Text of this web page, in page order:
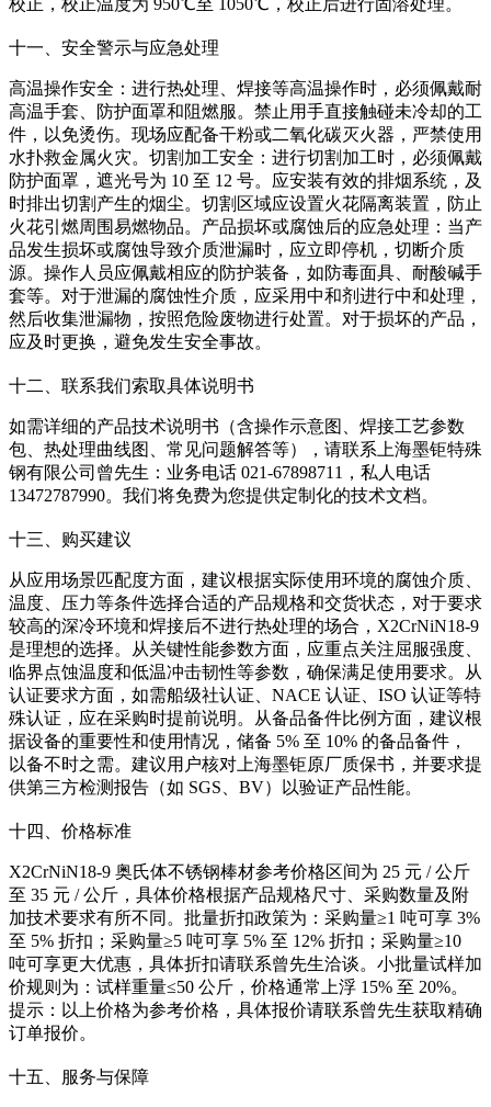
校正，校正温度为 950℃至 1050℃，校正后进行固溶处理。
十一、安全警示与应急处理
高温操作安全：进行热处理、焊接等高温操作时，必须佩戴耐
高温手套、防护面罩和阻燃服。禁止用手直接触碰未冷却的工
件，以免烫伤。现场应配备干粉或二氧化碳灭火器，严禁使用
水扑救金属火灾。切割加工安全：进行切割加工时，必须佩戴
防护面罩，遮光号为 10 至 12 号。应安装有效的排烟系统，及
时排出切割产生的烟尘。切割区域应设置火花隔离装置，防止
火花引燃周围易燃物品。产品损坏或腐蚀后的应急处理：当产
品发生损坏或腐蚀导致介质泄漏时，应立即停机，切断介质
源。操作人员应佩戴相应的防护装备，如防毒面具、耐酸碱手
套等。对于泄漏的腐蚀性介质，应采用中和剂进行中和处理，
然后收集泄漏物，按照危险废物进行处置。对于损坏的产品，
应及时更换，避免发生安全事故。
十二、联系我们索取具体说明书
如需详细的产品技术说明书（含操作示意图、焊接工艺参数
包、热处理曲线图、常见问题解答等），请联系上海墨钜特殊
钢有限公司曾先生：业务电话 021-67898711，私人电话
13472787990。我们将免费为您提供定制化的技术文档。
十三、购买建议
从应用场景匹配度方面，建议根据实际使用环境的腐蚀介质、
温度、压力等条件选择合适的产品规格和交货状态，对于要求
较高的深冷环境和焊接后不进行热处理的场合，X2CrNiN18-9
是理想的选择。从关键性能参数方面，应重点关注屈服强度、
临界点蚀温度和低温冲击韧性等参数，确保满足使用要求。从
认证要求方面，如需船级社认证、NACE 认证、ISO 认证等特
殊认证，应在采购时提前说明。从备品备件比例方面，建议根
据设备的重要性和使用情况，储备 5% 至 10% 的备品备件，
以备不时之需。建议用户核对上海墨钜原厂质保书，并要求提
供第三方检测报告（如 SGS、BV）以验证产品性能。
十四、价格标准
X2CrNiN18-9 奥氏体不锈钢棒材参考价格区间为 25 元 / 公斤
至 35 元 / 公斤，具体价格根据产品规格尺寸、采购数量及附
加技术要求有所不同。批量折扣政策为：采购量≥1 吨可享 3%
至 5% 折扣；采购量≥5 吨可享 5% 至 12% 折扣；采购量≥10
吨可享更大优惠，具体折扣请联系曾先生洽谈。小批量试样加
价规则为：试样重量≤50 公斤，价格通常上浮 15% 至 20%。
提示：以上价格为参考价格，具体报价请联系曾先生获取精确
订单报价。
十五、服务与保障